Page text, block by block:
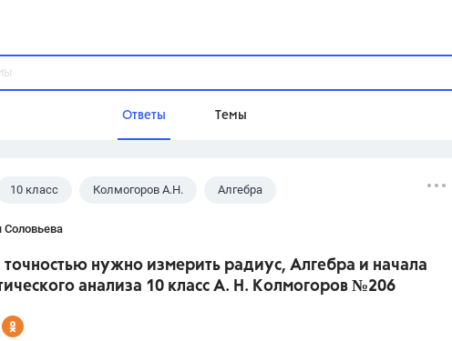
Ответы Темы
Домашнее задание
Школа
10 класс Колмогоров А.Н. Алгебра
Соловьева
точностью нужно измерить радиус, Алгебра и начала
анализа 10 класс А. Н. Колмогоров №206